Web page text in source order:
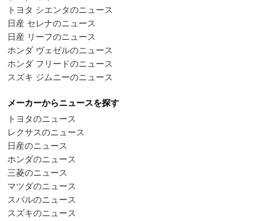
トヨタ シエンタのニュース
日産 セレナのニュース
日産 リーフのニュース
ホンダ ヴェゼルのニュース
ホンダ フリードのニュース
スズキ ジムニーのニュース
メーカーからニュースを探す
トヨタのニュース
レクサスのニュース
日産のニュース
ホンダのニュース
三菱のニュース
マツダのニュース
スバルのニュース
スズキのニュース